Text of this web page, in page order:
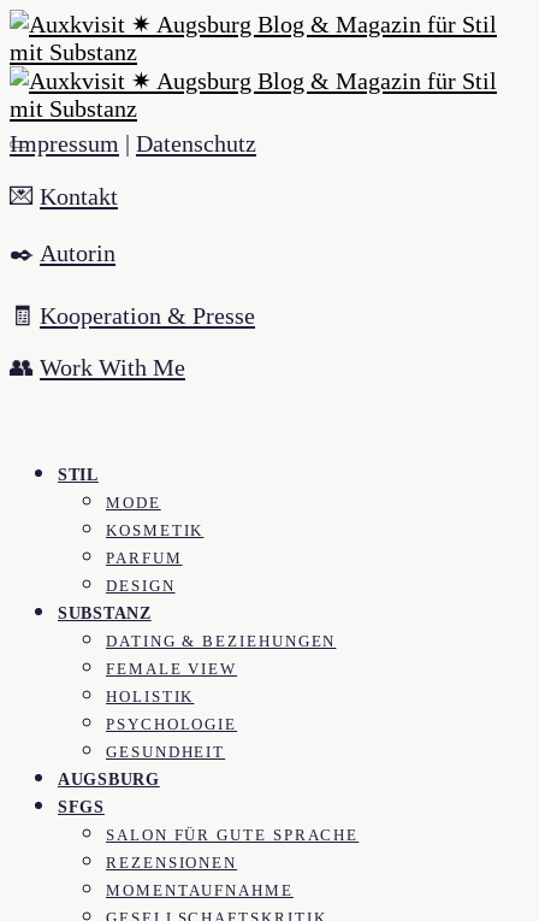
Impressum | Datenschutz
💌 Kontakt
✒️ Autorin
🧾 Kooperation & Presse
👥 Work With Me
STIL
MODE
KOSMETIK
PARFUM
DESIGN
SUBSTANZ
DATING & BEZIEHUNGEN
FEMALE VIEW
HOLISTIK
PSYCHOLOGIE
GESUNDHEIT
AUGSBURG
SFGS
SALON FÜR GUTE SPRACHE
REZENSIONEN
MOMENTAUFNAHME